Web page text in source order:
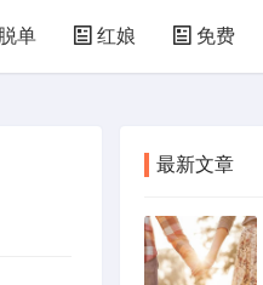
脱单 红娘 免费
最新文章